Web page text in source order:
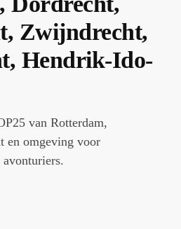
Zwijndrecht,
Hendrik-Ido-
van Rotterdam,
en omgeving voor
avonturiers.